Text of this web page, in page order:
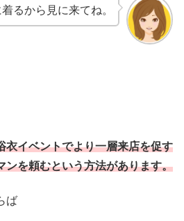
るから見に来てね。
衣イベントでより一層来店を促す
ンを頼むという方法があります。
ば